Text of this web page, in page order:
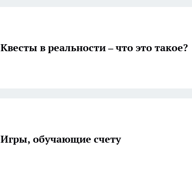
Квесты в реальности – что это такое?
Игры, обучающие счету